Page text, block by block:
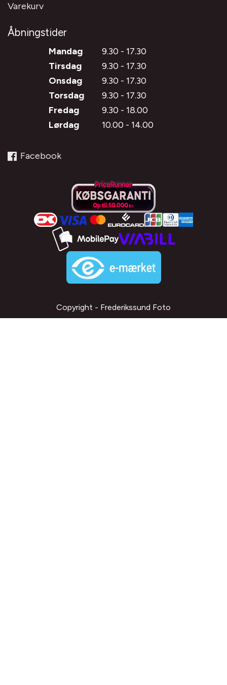
Varekurv
Åbningstider
Mandag
9.30 - 17.30
Tirsdag
9.30 - 17.30
Onsdag
9.30 - 17.30
Torsdag
9.30 - 17.30
Fredag
9.30 - 18.00
Lørdag
10.00 - 14.00
Facebook
Copyright - Frederikssund Foto